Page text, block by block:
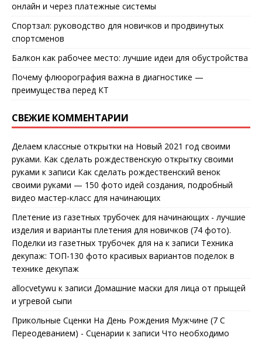
онлайн и через платежные системы
Спортзал: руководство для новичков и продвинутых
спортсменов
Балкон как рабочее место: лучшие идеи для обустройства
Почему флюорография важна в диагностике —
преимущества перед КТ
СВЕЖИЕ КОММЕНТАРИИ
Делаем классные открытки на Новый 2021 год своими
руками. Как сделать рождественскую открытку своими
руками к записи Как сделать рождественский венок
своими руками — 150 фото идей создания, подробный
видео мастер-класс для начинающих
Плетение из газетных трубочек для начинающих - лучшие
изделия и варианты плетения для новичков (74 фото).
Поделки из газетных трубочек для на к записи Техника
декупаж: ТОП-130 фото красивых вариантов поделок в
технике декупаж
allocvetywu к записи Домашние маски для лица от прыщей
и угревой сыпи
Прикольные Сценки На День Рождения Мужчине (7 С
Переодеванием) - Сценарии к записи Что необходимо